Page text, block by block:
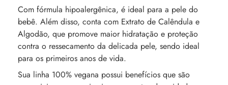
Com fórmula hipoalergênica, é ideal para a pele do
bebê. Além disso, conta com Extrato de Calêndula e
Algodão, que promove maior hidratação e proteção
contra o ressecamento da delicada pele, sendo ideal
para os primeiros anos de vida.
Sua linha 100% vegana possui benefícios que são